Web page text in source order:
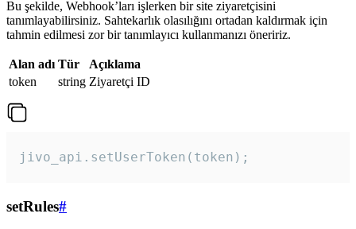
Bu şekilde, Webhook’ları işlerken bir site ziyaretçisini
tanımlayabilirsiniz. Sahtekarlık olasılığını ortadan kaldırmak için
tahmin edilmesi zor bir tanımlayıcı kullanmanızı öneririz.
Alan adı Tür
Açıklama
token
string Ziyaretçi ID
jivo_api.setUserToken(token);
setRules#